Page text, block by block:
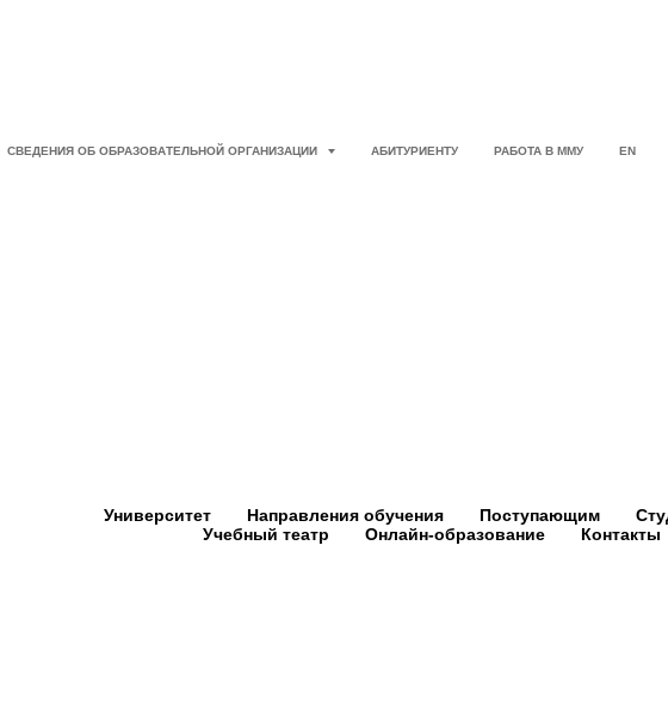
СВЕДЕНИЯ ОБ ОБРАЗОВАТЕЛЬНОЙ ОРГАНИЗАЦИИ АБИТУРИЕНТУ РАБОТА В ММУ EN
Университет Направления обучения Поступающим
Учебный театр
Онлайн-образование Контакты